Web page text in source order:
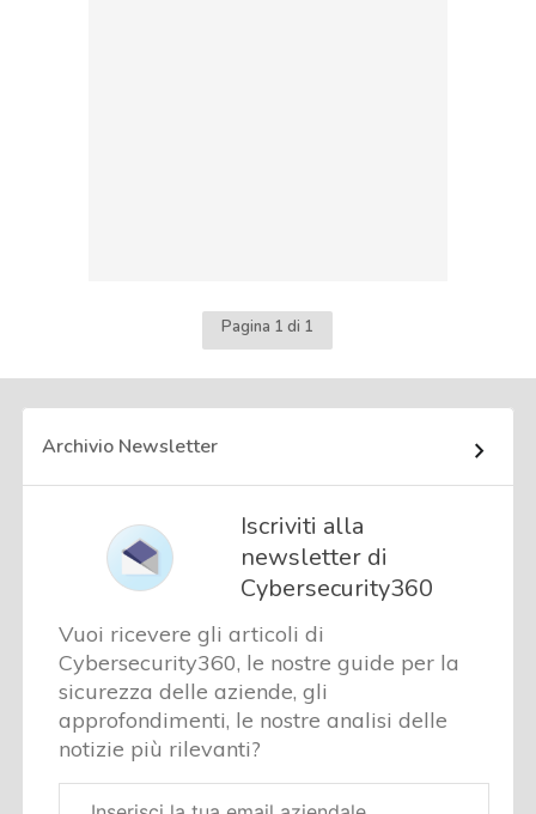
Pagina 1 di 1
Archivio Newsletter
Iscriviti alla
newsletter di
Cybersecurity360
Vuoi ricevere gli articoli di
Cybersecurity360, le nostre guide per la
sicurezza delle aziende, gli
approfondimenti, le nostre analisi delle
notizie più rilevanti?